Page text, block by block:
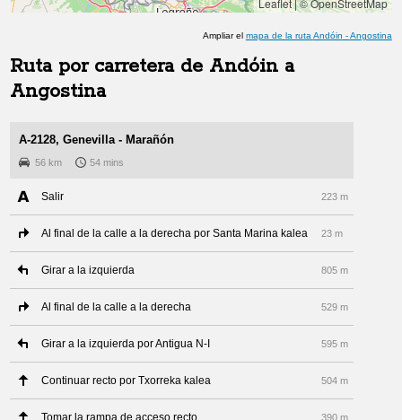
Leaflet|© OpenStreetMap
Ampliar el mapa de la ruta Andóin -Angostina
Ruta por carretera de Andóin a
Angostina
A-2128, Genevilla - Marañón
56 km 54 mins
Salir 223 m
Al final de la calle a la derecha por Santa Marina kalea 23 m
Girar a la izquierda 805 m
Al final de la calle a la derecha 529 m
Girar a la izquierda por Antigua N-I 595 m
Continuar recto por Txorreka kalea 504 m
Tomar la rampa de acceso recto 390 m